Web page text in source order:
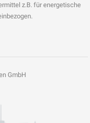
z.B. für energetische
GmbH